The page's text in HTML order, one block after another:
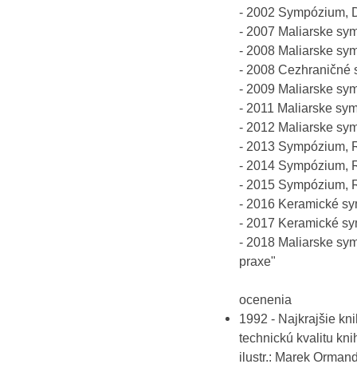
- 2002 Sympózium,
- 2007 Maliarske
- 2008 Maliarske
- 2008 Cezhraničné
- 2009 Maliarske
- 2011 Maliarske
- 2012 Maliarske
- 2013 Sympózium,
- 2014 Sympózium,
- 2015 Sympózium,
- 2016 Keramické
- 2017 Keramické
- 2018 Maliarske
praxe"
ocenenia
1992 - Najkrajšie
technickú kvalitu
ilustr.: Marek